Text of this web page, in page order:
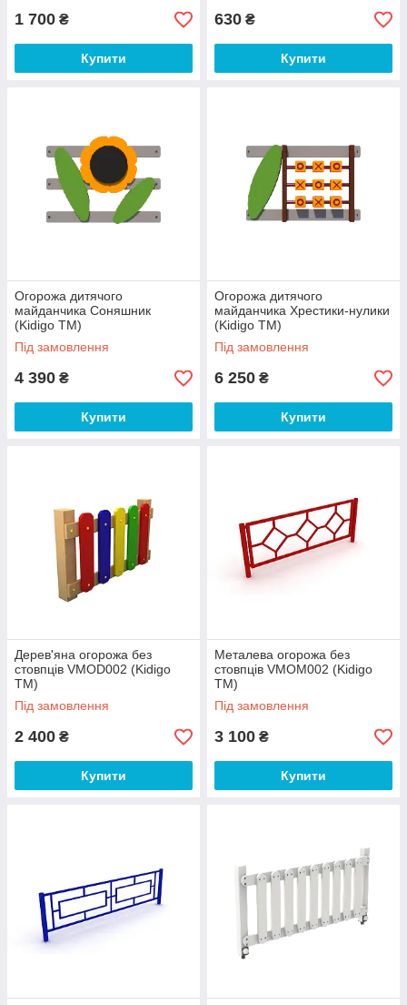
1 700 ₴
Купити
630 ₴
Купити
Огорожа дитячого
майданчика Соняшник
(Kidigo ТМ)
Під замовлення
4 390 ₴
Купити
Огорожа дитячого
майданчика Хрестики-нулики
(Kidigo ТМ)
Під замовлення
6 250 ₴
Купити
Дерев'яна огорожа без
стовпців VMOD002 (Kidigo
ТМ)
Під замовлення
2 400 ₴
Купити
Металева огорожа без
стовпців VMOM002 (Kidigo
ТМ)
Під замовлення
3 100 ₴
Купити